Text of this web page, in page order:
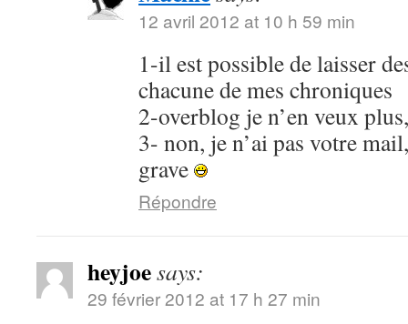
12 avril 2012 at 10 h 59 min
1-il est possible de laisser
chacune de mes chroniques
2-overblog je n’en veux
3- non, je n’ai pas votre
grave
Répondre
heyjoesays:
29 février 2012 at 17 h 27 min